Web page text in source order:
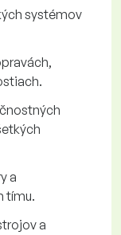
systémov
a
tímu.
a